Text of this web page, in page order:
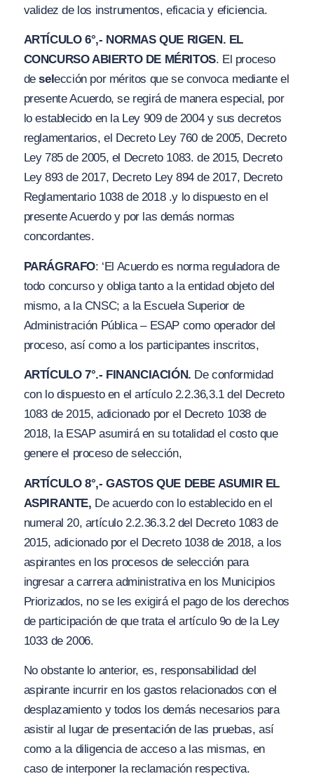
validez de los instrumentos, eficacia y eficiencia.
ARTÍCULO 6°,- NORMAS QUE RIGEN. EL
CONCURSO ABIERTO DE MÉRITOS. El proceso
deselección por méritos que se convoca mediante el
presente Acuerdo, se regirá de manera especial, por
lo establecido en la Ley 909 de 2004 y sus decretos
reglamentarios, el Decreto Ley 760 de 2005, Decreto
Ley 785 de 2005, el Decreto 1083. de 2015, Decreto
Ley 893 de 2017, Decreto Ley 894 de 2017, Decreto
Reglamentario 1038 de 2018 .y lo dispuesto en el
presente Acuerdo y por las demás normas
concordantes.
PARÁGRAFO: ‘El Acuerdo es norma reguladora de
todo concurso y obliga tanto a la entidad objeto del
mismo, a la CNSC; a la Escuela Superior de
Administración Pública – ESAP como operador del
proceso, así como a los participantes inscritos,
ARTÍCULO 7°.- FINANCIACIÓN. De conformidad
con lo dispuesto en el artículo 2.2.36,3.1 del Decreto
1083 de 2015, adicionado por el Decreto 1038 de
2018, la ESAP asumirá en su totalidad el costo que
genere el proceso de selección,
ARTÍCULO 8°,- GASTOS QUE DEBE ASUMIR EL
ASPIRANTE, De acuerdo con lo establecido en el
numeral 20, artículo 2.2.36.3.2 del Decreto 1083 de
2015, adicionado por el Decreto 1038 de 2018, a los
aspirantes en los procesos de selección para
ingresar a carrera administrativa en los Municipios
Priorizados, no se les exigirá el pago de los derechos
de participación de que trata el artículo 9o de la Ley
1033 de 2006.
No obstante lo anterior, es, responsabilidad del
aspirante incurrir en los gastos relacionados con el
desplazamiento y todos los demás necesarios para
asistir al lugar de presentación de las pruebas, así
como a la diligencia de acceso a las mismas, en
caso de interponer la reclamación respectiva.